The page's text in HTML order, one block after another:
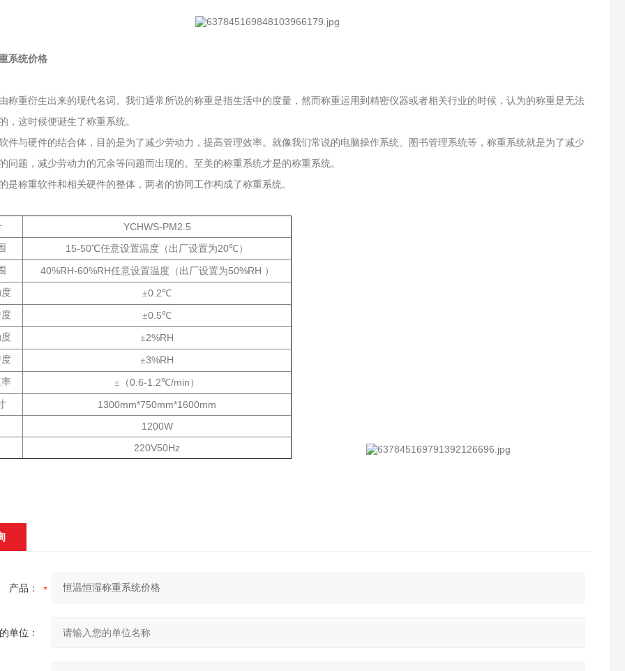
系统价格
称重衍生出来的现代名词。我们通常所说的称重是指生活中的度量，然而称重运用到精密仪器或者相关行业的时候，认为的称重是无法
，这时候便诞生了称重系统。
件与硬件的结合体，目的是为了减少劳动力，提高管理效率。就像我们常说的电脑操作系统、图书管理系统等，称重系统就是为了减少
问题，减少劳动力的冗余等问题而出现的。至美的称重系统才是的称重系统。
是称重软件和相关硬件的整体，两者的协同工作构成了称重系统。
YCHWS-PM2.5
15-50℃任意设置温度（出厂设置为20℃）
40%RH-60%RH任意设置温度（出厂设置为50%RH ）
±0.2℃
±0.5℃
±2%RH
±3%RH
≤（0.6-1.2℃/min ）
1300mm*750mm*1600mm
1200W
220V50Hz
产品：
单位：